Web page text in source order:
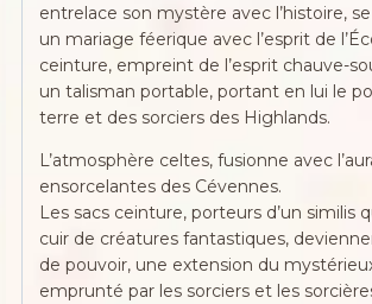
entrelace son mystère avec l’histoire,
un mariage féerique avec l’esprit de
ceinture, empreint de l’esprit chauve-
un talisman portable, portant en lui le
terre et des sorciers des Highlands.
L’atmosphère celtes, fusionne avec
ensorcelantes des Cévennes.
Les sacs ceinture, porteurs d’un similis
cuir de créatures fantastiques,
de pouvoir, une extension du
emprunté par les sorciers et les